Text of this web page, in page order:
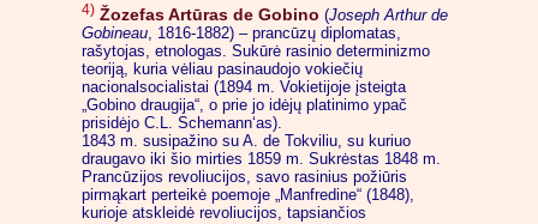
4) Žozefas Artūras de Gobino (Joseph Arthur de
Gobineau, 1816-1882) – prancūzų diplomatas,
rašytojas, etnologas. Sukūrė rasinio determinizmo
teoriją, kuria vėliau pasinaudojo vokiečių
nacionalsocialistai (1894 m. Vokietijoje įsteigta
„Gobino draugija“, o prie jo idėjų platinimo ypač
prisidėjo C.L. Schemann‘as).
1843 m. susipažino su A. de Tokviliu, su kuriuo
draugavo iki šio mirties 1859 m. Sukrėstas 1848 m.
Prancūzijos revoliucijos, savo rasinius požiūris
pirmąkart perteikė poemoje „Manfredine“ (1848),
kurioje atskleidė revoliucijos, tapsiančios